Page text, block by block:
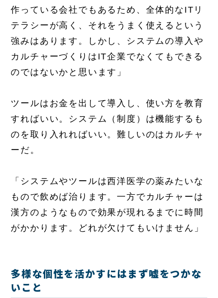
作っている会社でもあるため、全体的なITリ
テラシーが高く、それをうまく使えるという
強みはあります。しかし、システムの導入や
カルチャーづくりはIT企業でなくてもできる
のではないかと思います」
ツールはお金を出して導入し、使い方を教育
すればいい。システム（制度）は機能するも
のを取り入れればいい。難しいのはカルチャ
ーだ。
「システムやツールは西洋医学の薬みたいな
もので飲めば治ります。一方でカルチャーは
漢方のようなもので効果が現れるまでに時間
がかかります。どれが欠けてもいけません」
多様な個性を活かすにはまず嘘をつかな
いこと